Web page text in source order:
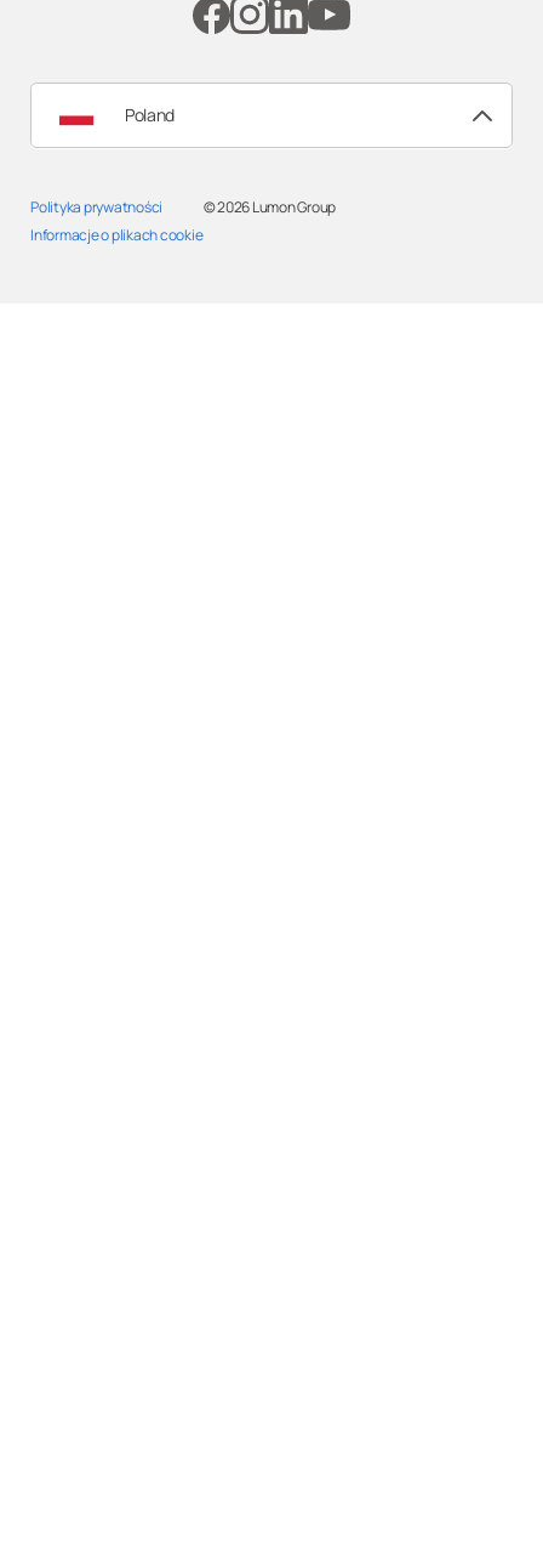
Poland
Polityka prywatności
Informacje o plikach cookie
© 2026Lumon Group